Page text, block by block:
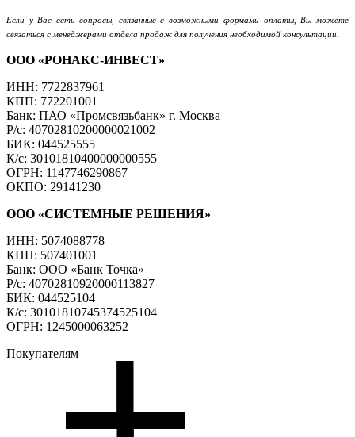
Если у Вас есть вопросы, связанные с возможными формами оплаты, Вы можете
связаться с менеджерами отдела продаж для получения необходимой консультации.
ООО «РОНАКС-ИНВЕСТ»
ИНН: 7722837961
КПП: 772201001
Банк: ПАО «Промсвязьбанк» г. Москва
Р/с: 40702810200000021002
БИК: 044525555
К/с: 30101810400000000555
ОГРН: 1147746290867
ОКПО: 29141230
ООО «СИСТЕМНЫЕ РЕШЕНИЯ»
ИНН: 5074088778
КПП: 507401001
Банк: ООО «Банк Точка»
Р/с: 40702810920000113827
БИК: 044525104
К/с: 30101810745374525104
ОГРН: 1245000063252
Покупателям